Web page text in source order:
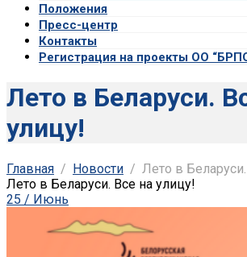
Положения
Пресс-центр
Контакты
Регистрация на проекты ОО
Лето в Беларуси.
улицу!
Главная Новости
Лето в
Лето в Беларуси. Все на улицу!
25 / Июнь